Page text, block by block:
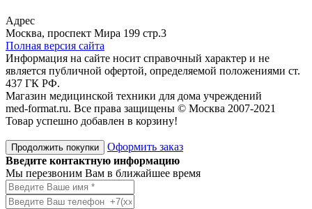
Адрес
Москва, проспект Мира 199 стр.3
Полная версия сайта
Информация на сайте носит справочный характер и не
является публичной офертой, определяемой положениями ст.
437 ГК РФ.
Магазин медицинской техники для дома учреждений
med-format.ru. Все права защищены © Москва 2007-2021
Товар успешно добавлен в корзину!
Продолжить покупки
Оформить заказ
Введите контактную информацию
Мы перезвоним Вам в ближайшее время